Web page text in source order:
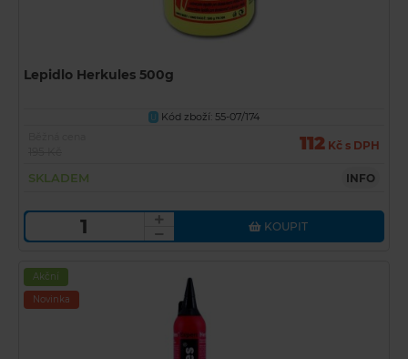
Lepidlo Herkules 500g
U
Kód zboží: 55-07/174
112 Kč s DPH
SKLADEM INFO
KOUPIT
Akční
Novinka